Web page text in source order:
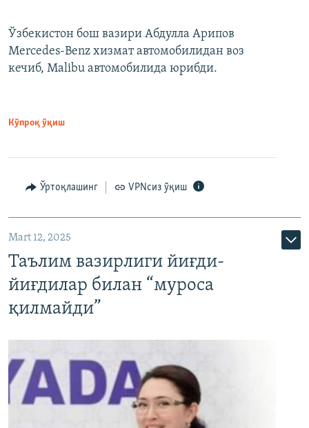
Ўзбекистон бош вазири Абдулла Арипов
Mercedes-Benz хизмат автомобилидан воз
кечиб, Malibu автомобилида юрибди.
Кўпроқ ўқиш
Ўртоқлашинг VPNсиз ўқиш
Mart 12, 2025
Таълим вазирлиги йиғди-
йиғдилар билан “муроса
қилмайди”